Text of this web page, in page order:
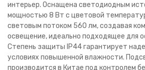
интерьер. Оснащена светодиодным
мощностью 8 Вт с цветовой
световым потоком 560 лм, создавая
освещение, идеально подходящее для
Степень защиты IP44 гарантирует
условиях повышенной влажности.
производится в Китае под контролем